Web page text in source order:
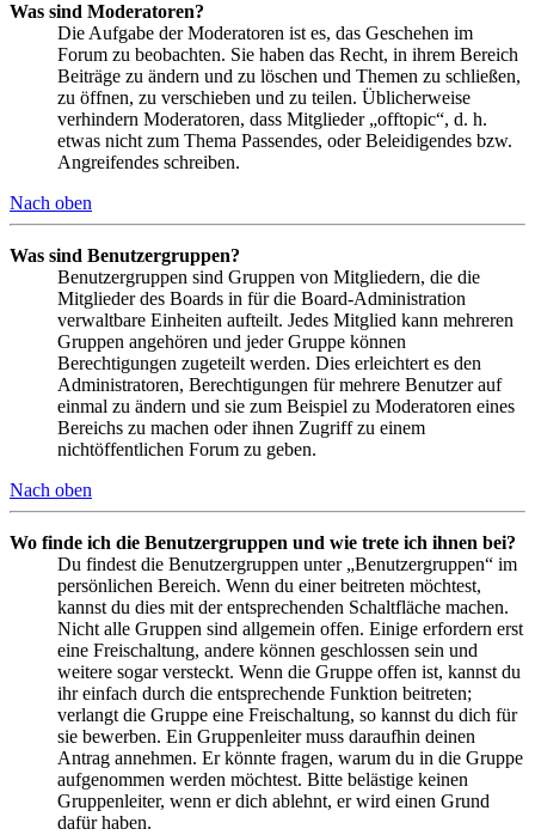
Was sind Moderatoren?
Die Aufgabe der Moderatoren ist es, das Geschehen im
Forum zu beobachten. Sie haben das Recht, in ihrem Bereich
Beiträge zu ändern und zu löschen und Themen zu schließen,
zu öffnen, zu verschieben und zu teilen. Üblicherweise
verhindern Moderatoren, dass Mitglieder „offtopic“, d. h.
etwas nicht zum Thema Passendes, oder Beleidigendes bzw.
Angreifendes schreiben.
Nach oben
Was sind Benutzergruppen?
Benutzergruppen sind Gruppen von Mitgliedern, die die
Mitglieder des Boards in für die Board-Administration
verwaltbare Einheiten aufteilt. Jedes Mitglied kann mehreren
Gruppen angehören und jeder Gruppe können
Berechtigungen zugeteilt werden. Dies erleichtert es den
Administratoren, Berechtigungen für mehrere Benutzer auf
einmal zu ändern und sie zum Beispiel zu Moderatoren eines
Bereichs zu machen oder ihnen Zugriff zu einem
nichtöffentlichen Forum zu geben.
Nach oben
Wo finde ich die Benutzergruppen und wie trete ich ihnen bei?
Du findest die Benutzergruppen unter „Benutzergruppen“ im
persönlichen Bereich. Wenn du einer beitreten möchtest,
kannst du dies mit der entsprechenden Schaltfläche machen.
Nicht alle Gruppen sind allgemein offen. Einige erfordern erst
eine Freischaltung, andere können geschlossen sein und
weitere sogar versteckt. Wenn die Gruppe offen ist, kannst du
ihr einfach durch die entsprechende Funktion beitreten;
verlangt die Gruppe eine Freischaltung, so kannst du dich für
sie bewerben. Ein Gruppenleiter muss daraufhin deinen
Antrag annehmen. Er könnte fragen, warum du in die Gruppe
aufgenommen werden möchtest. Bitte belästige keinen
Gruppenleiter, wenn er dich ablehnt, er wird einen Grund
dafür haben.